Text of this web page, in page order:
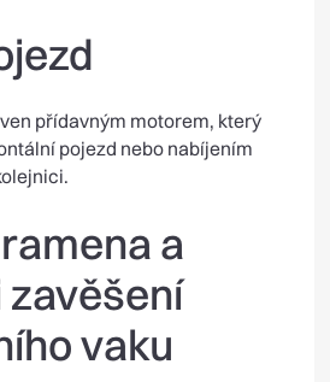
přídavným motorem, který
pojezd nebo nabíjením
a
vaku